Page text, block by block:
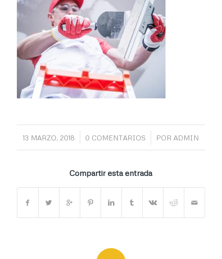
13 MARZO, 2018
/ 0 COMENTARIOS
/ POR ADMIN
Compartir esta entrada